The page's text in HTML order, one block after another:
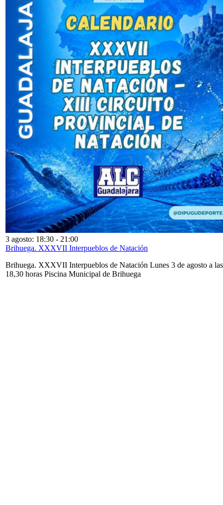
3 agosto: 18:30 - 21:00
Brihuega. XXXVII Interpueblos de Natación
Brihuega. XXXVII Interpueblos de Natación Lunes 3 de agosto a las
18,30 horas Piscina Municipal de Brihuega